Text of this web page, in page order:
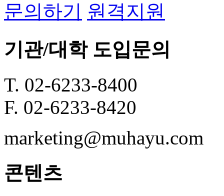
문의하기 원격지원
기관/대학 도입문의
T. 02-6233-8400
F. 02-6233-8420
marketing@muhayu.com
콘텐츠